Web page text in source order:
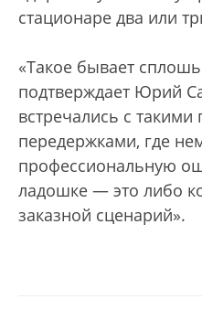
стационаре два или
«Такое бывает
подтверждает Юрий
встречались с
передержками, где
профессиональную
ладошке — это либо
заказной сценарий».